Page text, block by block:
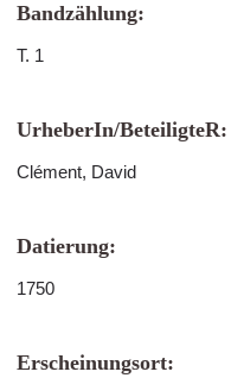
Bandzählung:
T. 1
UrheberIn/BeteiligteR:
Clément, David
Datierung:
1750
Erscheinungsort: